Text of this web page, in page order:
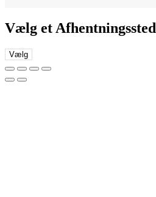
Vælg et Afhentningssted
Vælg